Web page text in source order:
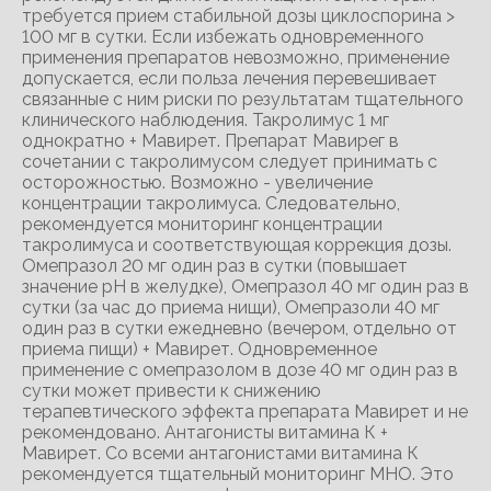
требуется прием стабильной дозы циклоспорина >
100 мг в сутки. Если избежать одновременного
применения препаратов невозможно, применение
допускается, если польза лечения перевешивает
связанные с ним риски по результатам тщательного
клинического наблюдения. Такролимус 1 мг
однократно + Мавирет. Препарат Мавирег в
сочетании с такролимусом следует принимать с
осторожностью. Возможно - увеличение
концентрации такролимуса. Следовательно,
рекомендуется мониторинг концентрации
такролимуса и соответствующая коррекция дозы.
Омепразол 20 мг один раз в сутки (повышает
значение pН в желудке), Омепразол 40 мг один раз в
сутки (за час до приема нищи), Омепразоли 40 мг
один раз в сутки ежедневно (вечером, отдельно от
приема пищи) + Мавирет. Одновременное
применение с омепразолом в дозе 40 мг один раз в
сутки может привести к снижению
терапевтического эффекта препарата Мавирет и не
рекомендовано. Антагонисты витамина К +
Мавирет. Со всеми антагонистами витамина К
рекомендуется тщательный мониторинг MНО. Это